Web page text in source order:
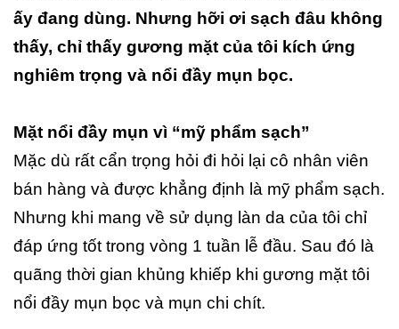
ấy đang dùng. Nhưng hỡi ơi sạch đâu không
thấy, chỉ thấy gương mặt của tôi kích ứng
nghiêm trọng và nổi đầy mụn bọc.
Mặt nổi đầy mụn vì “mỹ phẩm sạch”
Mặc dù rất cẩn trọng hỏi đi hỏi lại cô nhân viên
bán hàng và được khẳng định là mỹ phẩm sạch.
Nhưng khi mang về sử dụng làn da của tôi chỉ
đáp ứng tốt trong vòng 1 tuần lễ đầu. Sau đó là
quãng thời gian khủng khiếp khi gương mặt tôi
nổi đầy mụn bọc và mụn chi chít.